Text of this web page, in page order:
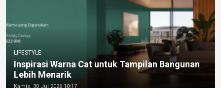
LIFESTYLE
Inspirasi Warna Cat untuk Tampilan Bangunan
Lebih Menarik
Kamis, 30 Jul 2026 10:17